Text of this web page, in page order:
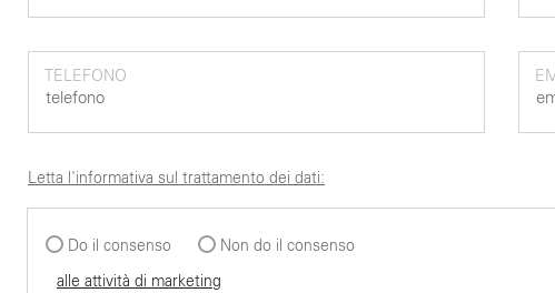
TELEFONO
Letta l'informativa sul trattamento dei dati:
Do il consenso
Non do il consenso
alle attività di marketing